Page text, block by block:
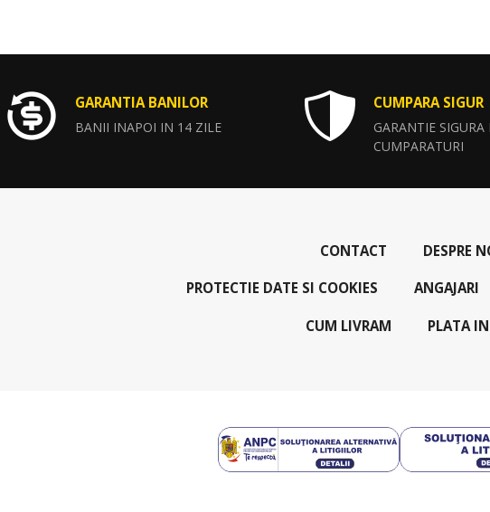
GARANTIA BANILOR
BANII INAPOI IN 14 ZILE
CUMPARA SIGUR
GARANTIE SIGURA
CUMPARATURI
CONTACT DESPRE
PROTECTIE DATE SI COOKIES ANGAJARI
CUM LIVRAM PLATA